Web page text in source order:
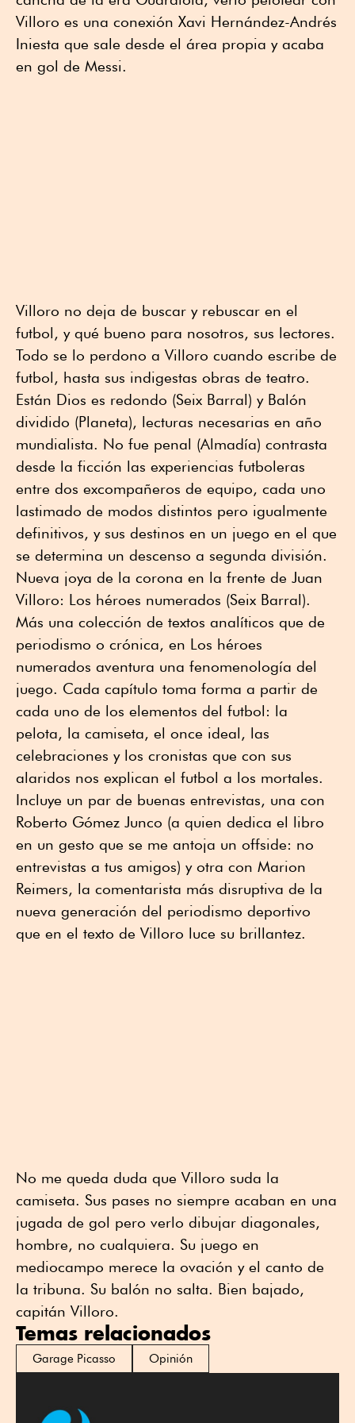
Villoro es una conexión Xavi Hernández-Andrés
Iniesta que sale desde el área propia y acaba
en gol de Messi.
Villoro no deja de buscar y rebuscar en el
futbol, y qué bueno para nosotros, sus lectores.
Todo se lo perdono a Villoro cuando escribe de
futbol, hasta sus indigestas obras de teatro.
Están Dios es redondo (Seix Barral) y Balón
dividido (Planeta), lecturas necesarias en año
mundialista. No fue penal (Almadía) contrasta
desde la ficción las experiencias futboleras
entre dos excompañeros de equipo, cada uno
lastimado de modos distintos pero igualmente
definitivos, y sus destinos en un juego en el que
se determina un descenso a segunda división.
Nueva joya de la corona en la frente de Juan
Villoro: Los héroes numerados (Seix Barral).
Más una colección de textos analíticos que de
periodismo o crónica, en Los héroes
numerados aventura una fenomenología del
juego. Cada capítulo toma forma a partir de
cada uno de los elementos del futbol: la
pelota, la camiseta, el once ideal, las
celebraciones y los cronistas que con sus
alaridos nos explican el futbol a los mortales.
Incluye un par de buenas entrevistas, una con
Roberto Gómez Junco (a quien dedica el libro
en un gesto que se me antoja un offside: no
entrevistas a tus amigos) y otra con Marion
Reimers, la comentarista más disruptiva de la
nueva generación del periodismo deportivo
que en el texto de Villoro luce su brillantez.
No me queda duda que Villoro suda la
camiseta. Sus pases no siempre acaban en una
jugada de gol pero verlo dibujar diagonales,
hombre, no cualquiera. Su juego en
mediocampo merece la ovación y el canto de
la tribuna. Su balón no salta. Bien bajado,
capitán Villoro.
Temas relacionados
Garage Picasso Opinión